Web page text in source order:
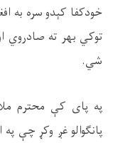
خودکفا کېدو سره به
توکي بهر ته صادروي
شي.
په پای کې محترم ملا
پانګوالو غږ وکړ چې